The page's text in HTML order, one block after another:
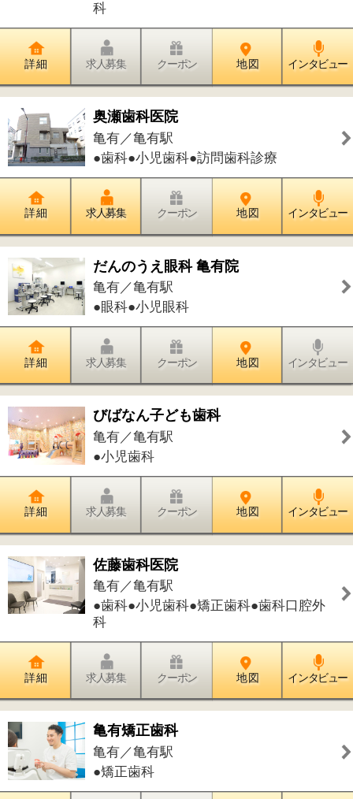
亀有矯正歯科
亀有／亀有駅
●矯正歯科
詳 細 求人募集 クーポン 地 図 インタビュー
フィットネスカフェ Ken Aloha
亀有／亀有駅
●カフェ・お茶●洋食●和食
詳 細 地 図 インタビュー
亀有／亀有駅
●洋食
詳 細 求人募集 クーポン 地 図
たいせい
亀有／亀有駅
●ラーメン
詳 細 求人募集 クーポン 地 図 インタビュー
ステーキハウス アパッチ
亀有／亀有駅
詳 細 求人募集 クーポン 地 図 インタビュー
亀有／亀有駅
●鉄板焼
亀有メンチ
亀有／亀有駅
●和食●お惣菜
詳 細 求人募集 クーポン 地 図
件中1～20 件を表示
<< 1 2 3 >>